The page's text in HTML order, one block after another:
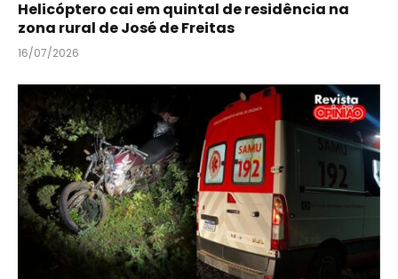
Helicóptero cai em quintal de residência na
zona rural de José de Freitas
16/07/2026